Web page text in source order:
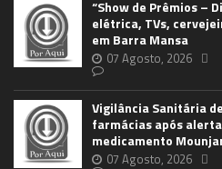
“Show de Prêmios –
elétrica, TVs,
em Barra Mansa
07 Agosto, 2026
Vigilância Sanitária
farmácias após
medicamento
07 Agosto, 2026